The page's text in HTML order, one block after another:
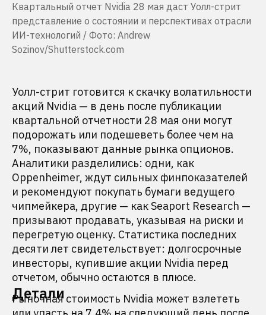
Квартальный отчет Nvidia 28 мая даст Уолл-стрит
представление о состоянии и перспективах отрасли
ИИ-технологий / Фото: Andrew
Sozinov/Shutterstock.com
Уолл-стрит готовится к скачку волатильности
акций Nvidia — в день после публикации
квартальной отчетности 28 мая они могут
подорожать или подешеветь более чем на
7%, показывают данные рынка опционов.
Аналитики разделились: одни, как
Oppenheimer, ждут сильных финпоказателей
и рекомендуют покупать бумаги ведущего
чипмейкера, другие — как Seaport Research —
призывают продавать, указывая на риски и
перегретую оценку. Статистика последних
десяти лет свидетельствует: долгосрочные
инвесторы, купившие акции Nvidia перед
отчетом, обычно остаются в плюсе.
Детали
Рыночная стоимость Nvidia может взлететь